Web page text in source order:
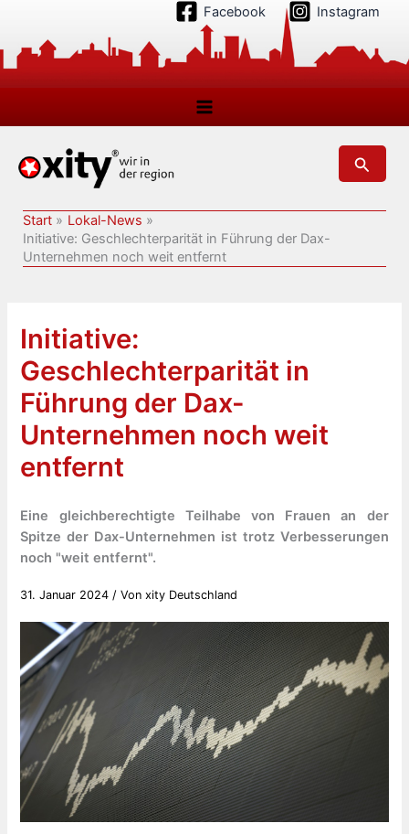
springen
Facebook Instagram
Suchen
Start
Lokal-News
Initiative: Geschlechterparität in Führung der Dax-
Unternehmen noch weit entfernt
Initiative:
Geschlechterparität in
Führung der Dax-
Unternehmen noch weit
entfernt
Eine gleichberechtigte Teilhabe von Frauen an der
Spitze der Dax-Unternehmen ist trotz Verbesserungen
noch "weit entfernt".
31. Januar 2024 / Vonxity Deutschland